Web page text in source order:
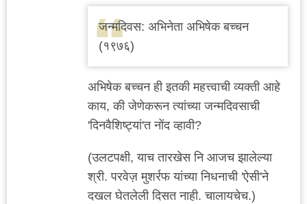
जन्मदिवस: अभिनेता अभिषेक बच्चन
(१९७६)
अभिषेक बच्चन ही इतकी महत्त्वाची व्यक्ती आहे
काय, की जेणेकरून त्यांच्या जन्मदिवसाची
'दिनवैशिष्ट्यां'त नोंद व्हावी?
(उलटपक्षी, याच तारखेस नि आजच झालेल्या
श्री. परवेज़ मुशर्रफ यांच्या निधनाची 'ऐसी'ने
दखल घेतलेली दिसत नाही. चालायचेच.)